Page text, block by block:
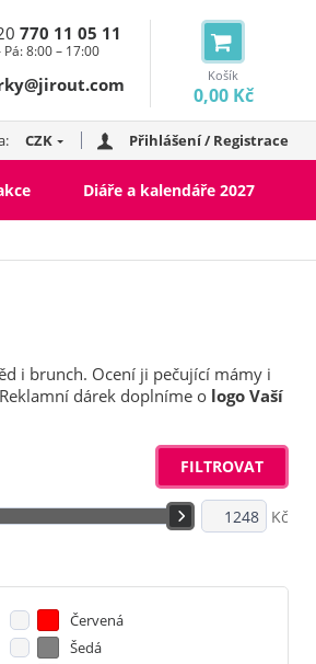
Košík
0,00 Kč
770 11 05 11
Pá: 8:00 – 17:00
CZK Přihlášení / Registrace
Diáře a kalendáře 2027
i brunch. Ocení ji pečující mámy i
dárek doplníme o logo Vaší
Kč
Červená
Šedá
FILTROVAT